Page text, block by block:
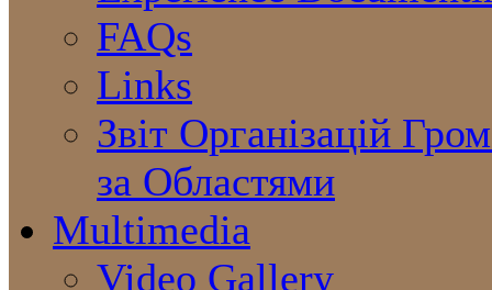
FAQs
Links
Звіт Організацій
за Областями
Multimedia
Video Gallery